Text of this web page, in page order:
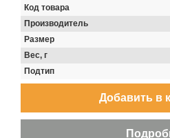
Код товара
Производитель
Размер
Вес, г
Подтип